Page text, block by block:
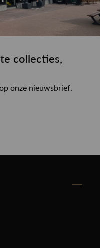
collecties,
onze nieuwsbrief.